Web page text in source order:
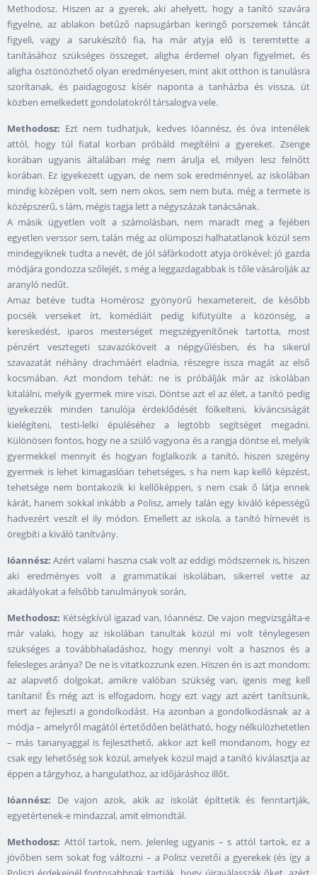
Methodosz. Hiszen az a gyerek, aki ahelyett, hogy a tanító szavára
figyelne, az ablakon betűző napsugárban keringő porszemek táncát
figyeli, vagy a sarukészítő fia, ha már atyja elő is teremtette a
tanításához szükséges összeget, aligha érdemel olyan figyelmet, és
aligha ösztönözhető olyan eredményesen, mint akit otthon is tanulásra
szorítanak, és paidagogosz kísér naponta a tanházba és vissza, út
közben emelkedett gondolatokról társalogva vele.
Methodosz: Ezt nem tudhatjuk, kedves Ióannész, és óva intenélek
attól, hogy túl fiatal korban próbáld megítélni a gyereket. Zsenge
korában ugyanis általában még nem árulja el, milyen lesz felnőtt
korában. Ez igyekezett ugyan, de nem sok eredménnyel, az iskolában
mindig középen volt, sem nem okos, sem nem buta, még a termete is
középszerű, s lám, mégis tagja lett a négyszázak tanácsának.
A másik ügyetlen volt a számolásban, nem maradt meg a fejében
egyetlen verssor sem, talán még az olümposzi halhatatlanok közül sem
mindegyiknek tudta a nevét, de jól sáfárkodott atyja örökével: jó gazda
módjára gondozza szőlejét, s még a leggazdagabbak is tőle vásárolják az
aranyló nedűt.
Amaz betéve tudta Homérosz gyönyörű hexametereit, de később
pocsék verseket írt, komédiáit pedig kifütyülte a közönség, a
kereskedést, iparos mesterséget megszégyenítőnek tartotta, most
pénzért vesztegeti szavazóköveit a népgyűlésben, és ha sikerül
szavazatát néhány drachmáért eladnia, részegre issza magát az első
kocsmában. Azt mondom tehát: ne is próbálják már az iskolában
kitalálni, melyik gyermek mire viszi. Döntse azt el az élet, a tanító pedig
igyekezzék minden tanulója érdeklődését fölkelteni, kíváncsiságát
kielégíteni, testi-lelki épüléséhez a legtöbb segítséget megadni.
Különösen fontos, hogy ne a szülő vagyona és a rangja döntse el, melyik
gyermekkel mennyit és hogyan foglalkozik a tanító, hiszen szegény
gyermek is lehet kimagaslóan tehetséges, s ha nem kap kellő képzést,
tehetsége nem bontakozik ki kellőképpen, s nem csak ő látja ennek
kárát, hanem sokkal inkább a Polisz, amely talán egy kiváló képességű
hadvezért veszít el ily módon. Emellett az iskola, a tanító hírnevét is
öregbíti a kiváló tanítvány.
Ióannész:Azért valami haszna csak volt az eddigi módszernek is, hiszen
aki eredményes volt a grammatikai iskolában, sikerrel vette az
akadályokat a felsőbb tanulmányok során,
Methodosz: Kétségkívül igazad van, Ióannész. De vajon megvizsgálta-e
már valaki, hogy az iskolában tanultak közül mi volt ténylegesen
szükséges a továbbhaladáshoz, hogy mennyi volt a hasznos és a
felesleges aránya? De ne is vitatkozzunk ezen. Hiszen én is azt mondom:
az alapvető dolgokat, amikre valóban szükség van, igenis meg kell
tanítani! És még azt is elfogadom, hogy ezt vagy azt azért tanítsunk,
mert az fejleszti a gondolkodást. Ha azonban a gondolkodásnak az a
módja – amelyről magától értetődően belátható, hogy nélkülözhetetlen
– más tananyaggal is fejleszthető, akkor azt kell mondanom, hogy ez
csak egy lehetőség sok közül, amelyek közül majd a tanító kiválasztja az
éppen a tárgyhoz, a hangulathoz, az időjáráshoz illőt.
Ióannész: De vajon azok, akik az iskolát építtetik és fenntartják,
egyetértenek-e mindazzal, amit elmondtál.
Methodosz: Attól tartok, nem. Jelenleg ugyanis – s attól tartok, ez a
jövőben sem sokat fog változni – a Polisz vezetői a gyerekek (és így a